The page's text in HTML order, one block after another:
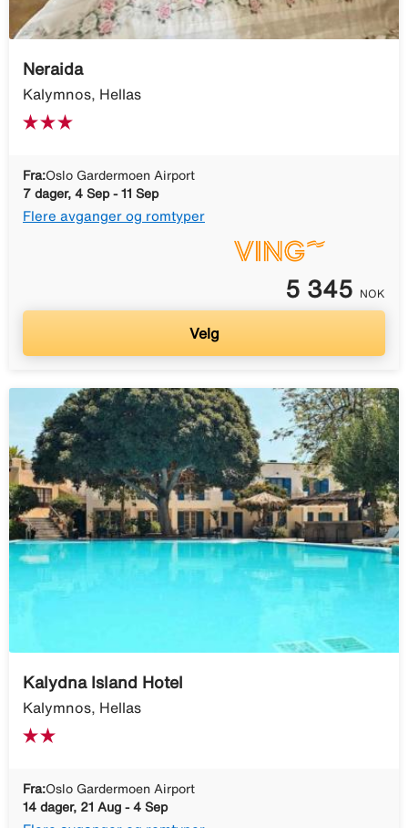
Neraida
Kalymnos, Hellas
Fra:Oslo Gardermoen Airport
7 dager, 4 Sep - 11 Sep
Flere avganger og romtyper
5 345 NOK
Velg
Kalydna Island Hotel
Kalymnos, Hellas
Fra:Oslo Gardermoen Airport
14 dager, 21 Aug - 4 Sep